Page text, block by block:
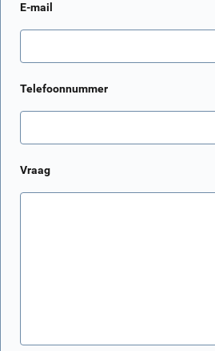
E-mail
Telefoonnummer
Vraag